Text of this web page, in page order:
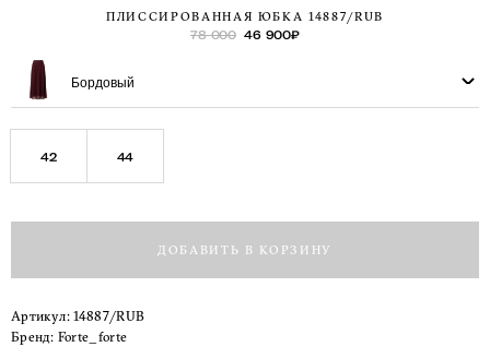
ПЛИССИРОВАННАЯ ЮБКА 14887/RUB
78 000 46 900₽
Бордовый
42 44
ДОБАВИТЬ В КОРЗИНУ
Артикул:14887/RUB
Бренд:
Forte_forte